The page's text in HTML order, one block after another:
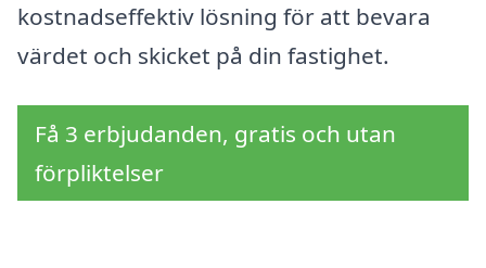
kostnadseffektiv lösning för att bevara
värdet och skicket på din fastighet.
Få 3 erbjudanden, gratis och utan
förpliktelser